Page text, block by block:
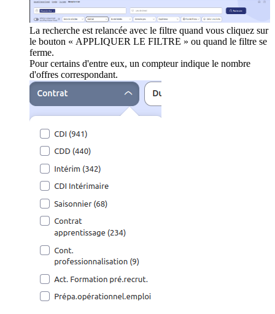
La recherche est relancée avec le filtre quand vous cliquez sur
le bouton « APPLIQUER LE FILTRE » ou quand le filtre se
ferme.
Pour certains d'entre eux, un compteur indique le nombre
d'offres correspondant.